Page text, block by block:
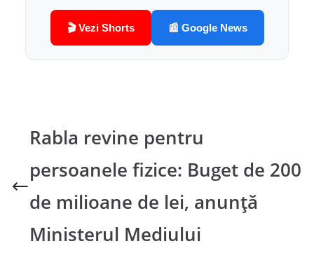
🎬 Vezi Shorts 📰 Google News
Rabla revine pentru
persoanele fizice: Buget de 200
de milioane de lei, anunță
Ministerul Mediului